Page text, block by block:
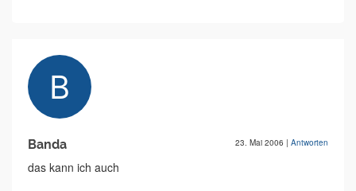
Banda 23. Mai 2006 | Antworten
das kann ich auch